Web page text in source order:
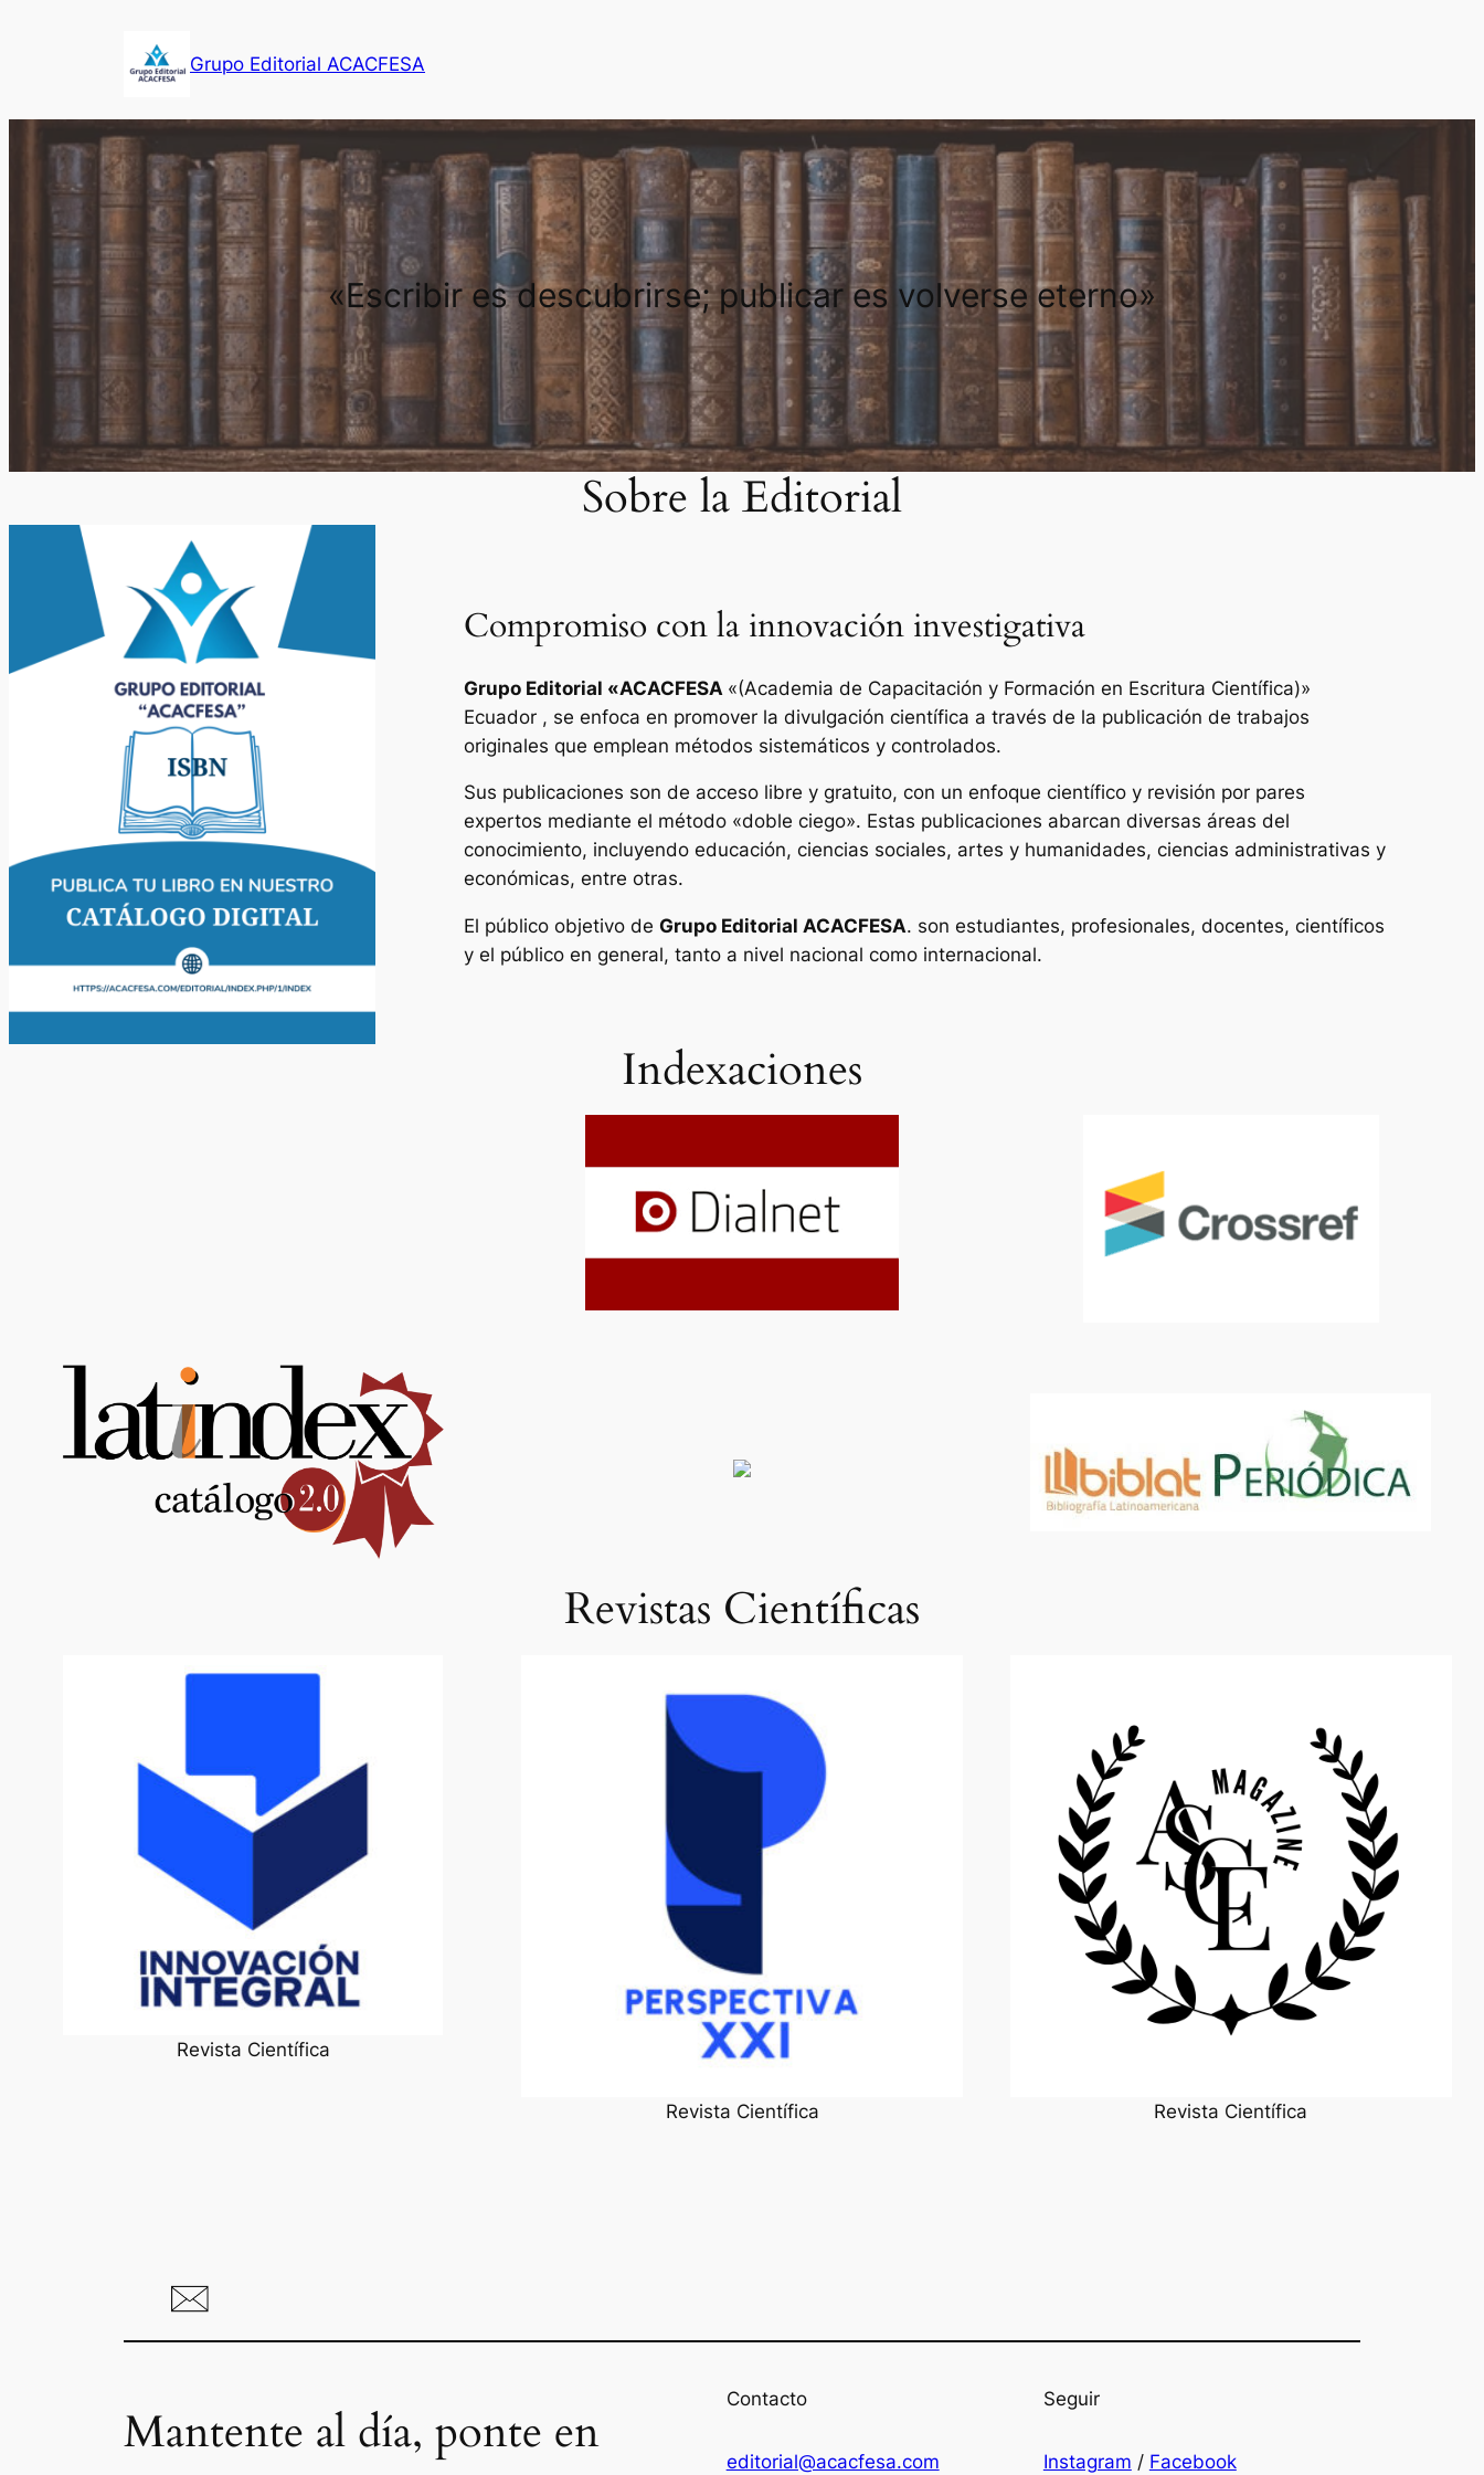
Grupo Editorial ACACFESA
«Escribir es descubrirse; publicar es volverse eterno»
Sobre la Editorial
Compromiso con la innovación investigativa
Grupo Editorial «ACACFESA «(Academia de Capacitación y Formación en Escritura Científica)»
Ecuador , se enfoca en promover la divulgación científica a través de la publicación de trabajos
originales que emplean métodos sistemáticos y controlados.
Sus publicaciones son de acceso libre y gratuito, con un enfoque científico y revisión por pares
expertos mediante el método «doble ciego». Estas publicaciones abarcan diversas áreas del
conocimiento, incluyendo educación, ciencias sociales, artes y humanidades, ciencias administrativas y
económicas, entre otras.
El público objetivo de Grupo Editorial ACACFESA. son estudiantes, profesionales, docentes, científicos
y el público en general, tanto a nivel nacional como internacional.
Indexaciones
Revistas Científicas
Revista Científica
Revista Científica Revista Científica
Mantente al día, ponte en
Contacto
editorial@acacfesa.com
Seguir
Instagram / Facebook